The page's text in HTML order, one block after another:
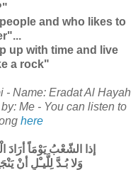
and who likes to
up with time and live
a rock"
- Name: Eradat Al Hayah
Me - You can listen to
here
إذا الشّعْبُ يَوْمَاً أرَادَ
وَلا بُـدَّ لِلَّيـْلِ أنْ